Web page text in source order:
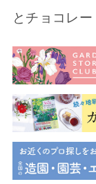
とチョコレー